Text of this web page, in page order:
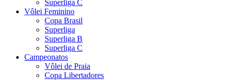
Superliga C
Vôlei Feminino
Copa Brasil
Superliga
Superliga B
Superliga C
Campeonatos
Vôlei de Praia
Copa Libertadores